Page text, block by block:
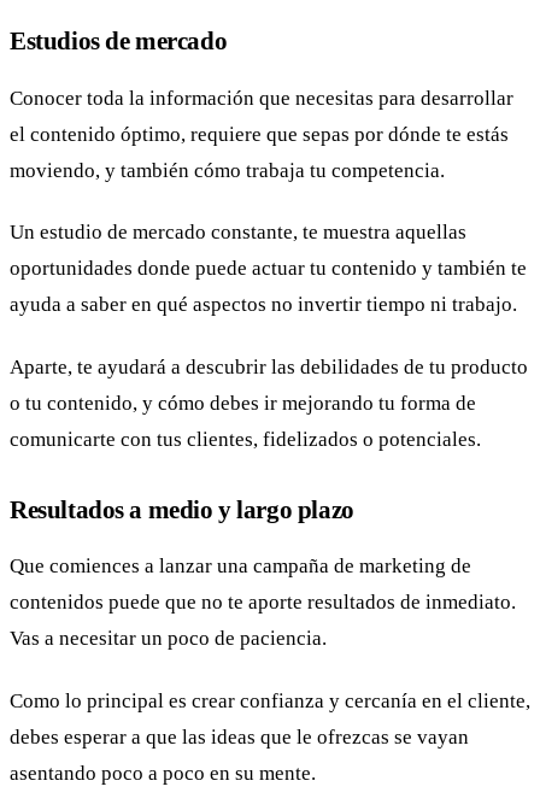
Estudios de mercado
Conocer toda la información que necesitas para desarrollar
el contenido óptimo, requiere que sepas por dónde te estás
moviendo, y también cómo trabaja tu competencia.
Un estudio de mercado constante, te muestra aquellas
oportunidades donde puede actuar tu contenido y también te
ayuda a saber en qué aspectos no invertir tiempo ni trabajo.
Aparte, te ayudará a descubrir las debilidades de tu producto
o tu contenido, y cómo debes ir mejorando tu forma de
comunicarte con tus clientes, fidelizados o potenciales.
Resultados a medio y largo plazo
Que comiences a lanzar una campaña de marketing de
contenidos puede que no te aporte resultados de inmediato.
Vas a necesitar un poco de paciencia.
Como lo principal es crear confianza y cercanía en el cliente,
debes esperar a que las ideas que le ofrezcas se vayan
asentando poco a poco en su mente.